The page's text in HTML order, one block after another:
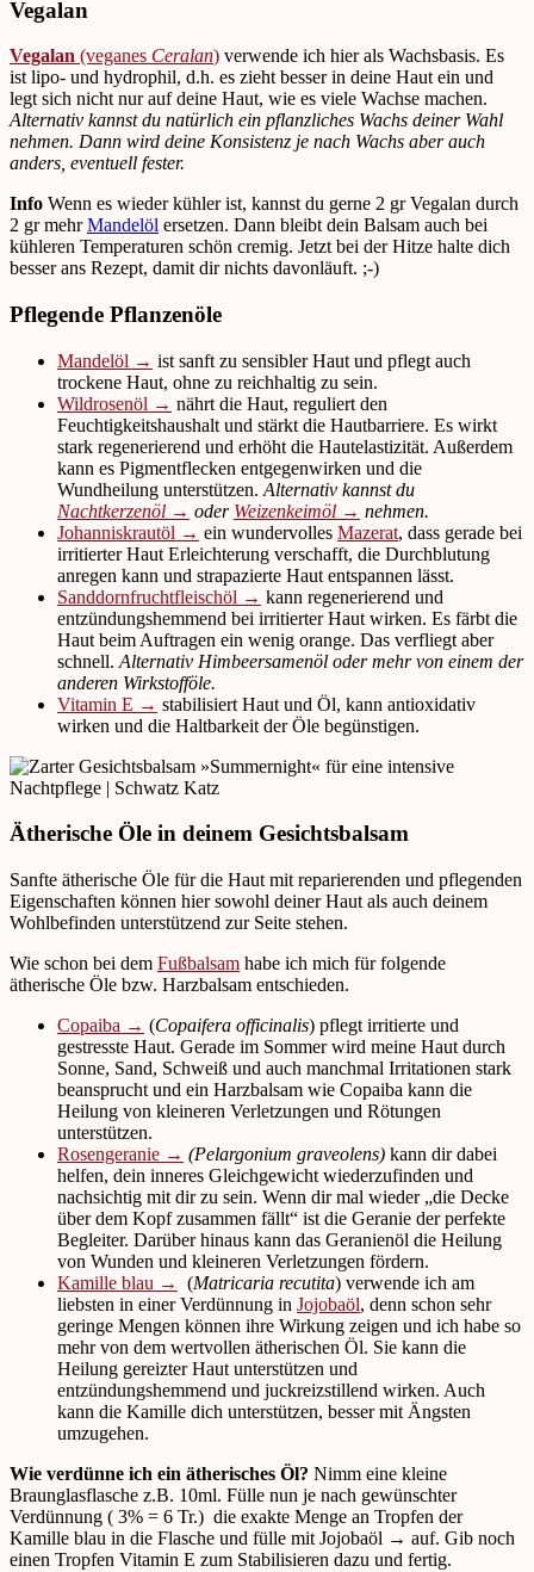
Vegalan
Vegalan (veganes Ceralan) verwende ich hier als Wachsbasis. Es
ist lipo- und hydrophil, d.h. es zieht besser in deine Haut ein und
legt sich nicht nur auf deine Haut, wie es viele Wachse machen.
Alternativ kannst du natürlich ein pflanzliches Wachs deiner Wahl
nehmen. Dann wird deine Konsistenz je nach Wachs aber auch
anders, eventuell fester.
Info Wenn es wieder kühler ist, kannst du gerne 2 gr Vegalan durch
2 gr mehrMandelöl ersetzen. Dann bleibt dein Balsam auch bei
kühleren Temperaturen schön cremig. Jetzt bei der Hitze halte dich
besser ans Rezept, damit dir nichts davonläuft. ;-)
Pflegende Pflanzenöle
Mandelöl → ist sanft zu sensibler Haut und pflegt auch
trockene Haut, ohne zu reichhaltig zu sein.
Wildrosenöl → nährt die Haut, reguliert den
Feuchtigkeitshaushalt und stärkt die Hautbarriere. Es wirkt
stark regenerierend und erhöht die Hautelastizität. Außerdem
kann es Pigmentflecken entgegenwirken und die
Wundheilung unterstützen. Alternativ kannst du
Nachtkerzenöl → oder Weizenkeimöl → nehmen.
Johanniskrautöl → ein wundervolles Mazerat, dass gerade bei
irritierter Haut Erleichterung verschafft, die Durchblutung
anregen kann und strapazierte Haut entspannen lässt.
Sanddornfruchtfleischöl → kann regenerierend und
entzündungshemmend bei irritierter Haut wirken. Es färbt die
Haut beim Auftragen ein wenig orange. Das verfliegt aber
schnell. Alternativ Himbeersamenöl oder mehr von einem der
anderen Wirkstofföle.
Vitamin E → stabilisiert Haut und Öl, kann antioxidativ
wirken und die Haltbarkeit der Öle begünstigen.
Ätherische Öle in deinem Gesichtsbalsam
Sanfte ätherische Öle für die Haut mit reparierenden und pflegenden
Eigenschaften können hier sowohl deiner Haut als auch deinem
Wohlbefinden unterstützend zur Seite stehen.
Wie schon bei dem Fußbalsam habe ich mich für folgende
ätherische Öle bzw. Harzbalsam entschieden.
Copaiba → (Copaifera officinalis) pflegt irritierte und
gestresste Haut. Gerade im Sommer wird meine Haut durch
Sonne, Sand, Schweiß und auch manchmal Irritationen stark
beansprucht und ein Harzbalsam wie Copaiba kann die
Heilung von kleineren Verletzungen und Rötungen
unterstützen.
Rosengeranie → (Pelargonium graveolens) kann dir dabei
helfen, dein inneres Gleichgewicht wiederzufinden und
nachsichtig mit dir zu sein. Wenn dir mal wieder „die Decke
über dem Kopf zusammen fällt“ ist die Geranie der perfekte
Begleiter. Darüber hinaus kann das Geranienöl die Heilung
von Wunden und kleineren Verletzungen fördern.
Kamille blau →
(Matricaria recutita) verwende ich am
liebsten in einer Verdünnung in Jojobaöl, denn schon sehr
geringe Mengen können ihre Wirkung zeigen und ich habe so
mehr von dem wertvollen ätherischen Öl. Sie kann die
Heilung gereizter Haut unterstützen und
entzündungshemmend und juckreizstillend wirken. Auch
kann die Kamille dich unterstützen, besser mit Ängsten
umzugehen.
Wie verdünne ich ein ätherisches Öl? Nimm eine kleine
Braunglasflasche z.B. 10ml. Fülle nun je nach gewünschter
Verdünnung ( 3% = 6 Tr.) die exakte Menge an Tropfen der
Kamille blau in die Flasche und fülle mit Jojobaöl → auf. Gib noch
einen Tropfen Vitamin E zum Stabilisieren dazu und fertig.